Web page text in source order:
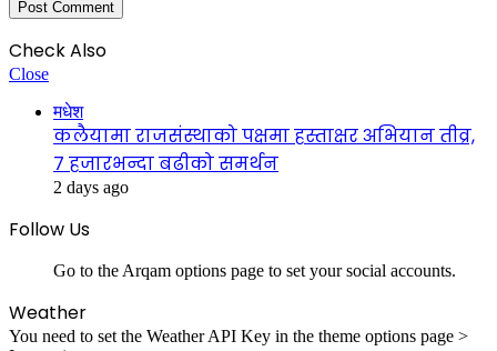
Check Also
Close
मधेश
कलैयामा राजसंस्थाको पक्षमा हस्ताक्षर अभियान तीव्र,
७ हजारभन्दा बढीको समर्थन
2 days ago
Follow Us
Go to the Arqam options page to set your social accounts.
Weather
You need to set the Weather API Key in the theme options page >